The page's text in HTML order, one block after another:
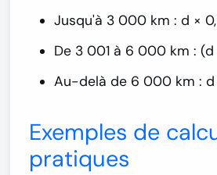
Jusqu'à 3 000 km : d ×
De 3 001 à 6 000 km : (d
Au-delà de 6 000 km : d
Exemples de
pratiques